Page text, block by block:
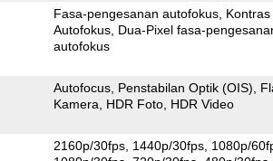
Fasa-pengesanan autofokus Kontras
Autofokus Dua-Pixel fasa-pengesanan
autofokus
Autofocus Penstabilan Optik (OIS)
Kamera
HDR Foto HDR Video
2160p/30fps 1440p/30fps 1080p/